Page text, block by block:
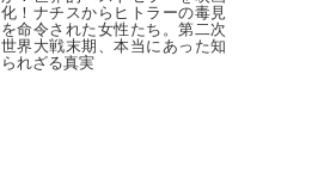
化！ナチスからヒトラーの毒見
を命令された女性たち。第二次
世界大戦末期、本当にあった知
られざる真実